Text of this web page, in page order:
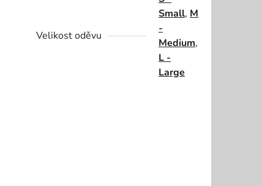
Velikost oděvu
Small, M
-
Medium,
L -
Large